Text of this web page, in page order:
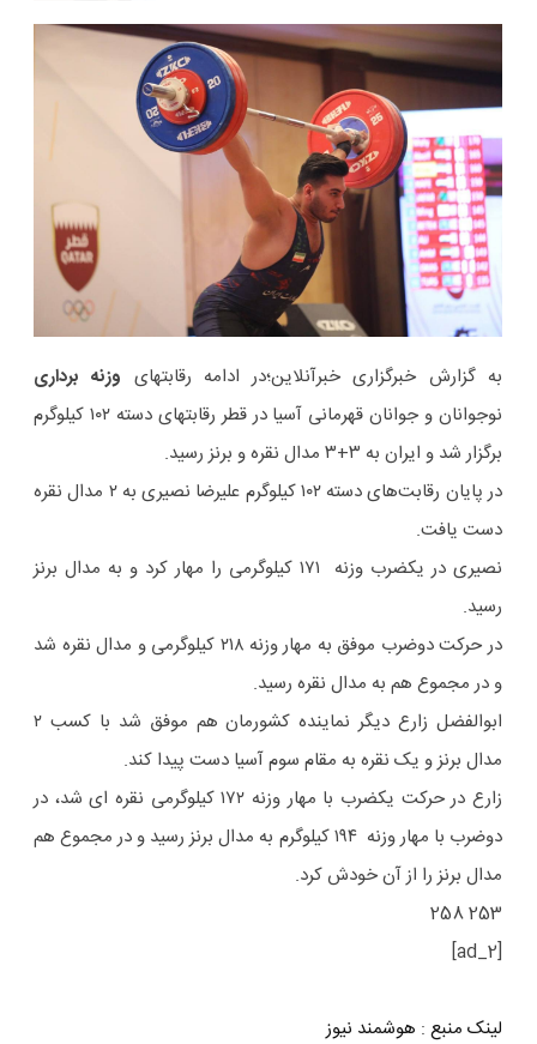
به گزارش خبرگزاری خبرآنلاین؛در ادامه رقابتهای وزنه برداری
نوجوانان و جوانان قهرمانی آسیا در قطر رقابتهای دسته ۱۰۲ کیلوگرم
برگزار شد و ایران به ۳+۳ مدال نقره و برنز رسید.
در پایان رقابت‌های دسته ۱۰۲ کیلوگرم علیرضا نصیری به ۲ مدال نقره
دست یافت.
نصیری در یکضرب وزنه ۱۷۱ کیلوگرمی را مهار کرد و به مدال برنز
رسید.
در حرکت دوضرب موفق به مهار وزنه ۲۱۸ کیلوگرمی و مدال نقره شد
و در مجموع هم به مدال نقره رسید.
ابوالفضل زارع دیگر نماینده کشورمان هم موفق شد با کسب ۲
مدال برنز و یک نقره به مقام سوم آسیا دست پیدا کند.
زارع در حرکت یکضرب با مهار وزنه ۱۷۲ کیلوگرمی نقره ای شد، در
دوضرب با مهار وزنه ۱۹۴ کیلوگرم به مدال برنز رسید و در مجموع هم
مدال برنز را از آن خودش کرد.
253 258
[ad_2]
لینک منبع : هوشمند نیوز